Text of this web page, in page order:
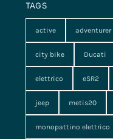
TAGS
active adventurer
city bike Ducati
elettrico eSR2
jeep metis20
monopattino elettrico